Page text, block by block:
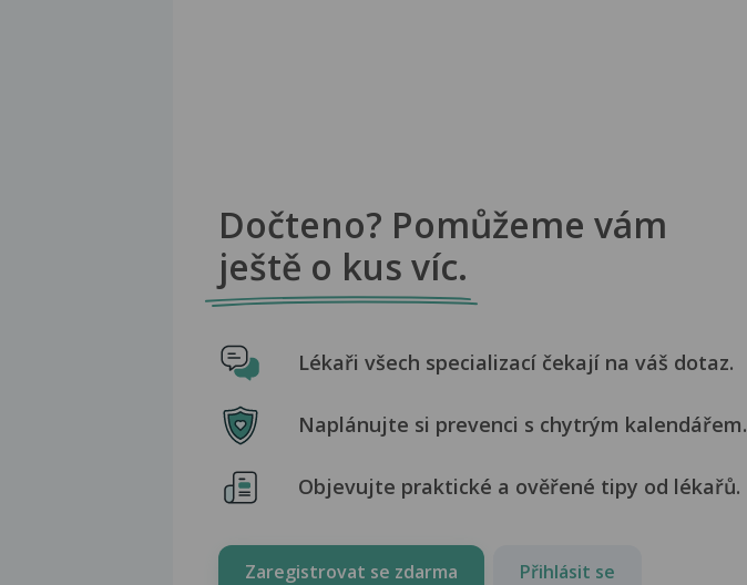
Dočteno? Pomůžeme vám
ještě o kus víc.
Lékaři všech specializací čekají na váš dotaz.
Naplánujte si prevenci s chytrým kalendářem.
Objevujte praktické a ověřené tipy od lékařů.
Zaregistrovat se zdarma Přihlásit se